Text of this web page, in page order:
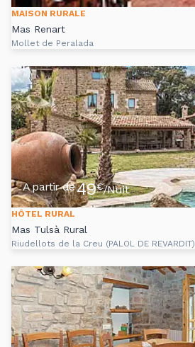
MAISON RURALE
Mas Renart
Mollet de Peralada
A partir de49€/Nuit
HÔTEL RURAL
Mas Tulsà Rural
Riudellots de la Creu (PALOL DE REVARDIT)